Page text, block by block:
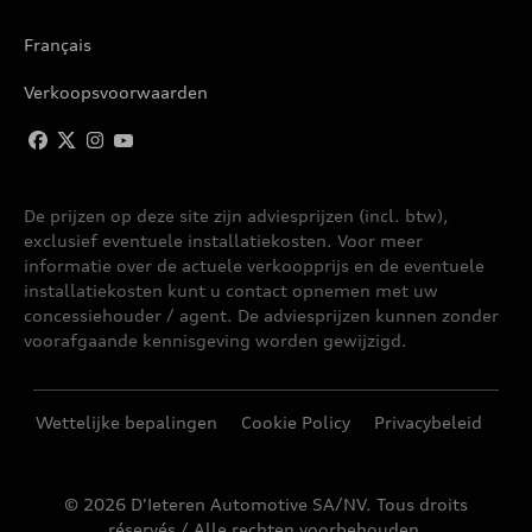
Q5
Q5 SPORTBACK
Q6 E-TRON
Q6 SPORTBACK E-TRON
Q7
Q8
Français
Verkoopsvoorwaarden
De prijzen op deze site zijn adviesprijzen (incl. btw),
exclusief eventuele installatiekosten. Voor meer
informatie over de actuele verkoopprijs en de eventuele
installatiekosten kunt u contact opnemen met uw
concessiehouder / agent. De adviesprijzen kunnen zonder
voorafgaande kennisgeving worden gewijzigd.
Wettelijke bepalingen Cookie Policy Privacybeleid
© 2026 D'Ieteren Automotive SA/NV. Tous droits